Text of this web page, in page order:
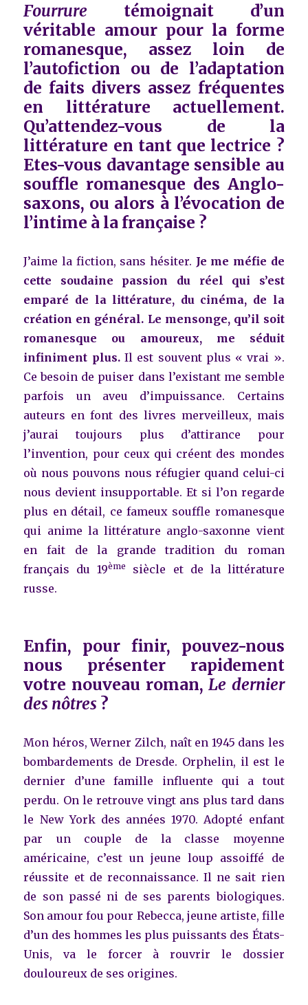
Fourrure témoignait d’un
véritable amour pour la forme
romanesque, assez loin de
l’autofiction ou de l’adaptation
de faits divers assez fréquentes
en littérature actuellement.
Qu’attendez-vous de la
littérature en tant que lectrice ?
Etes-vous davantage sensible au
souffle romanesque des Anglo-
saxons, ou alors à l’évocation de
l’intime à la française ?
J’aime la fiction, sans hésiter. Je me méfie de
cette soudaine passion du réel qui s’est
emparé de la littérature, du cinéma, de la
création en général. Le mensonge, qu’il soit
romanesque ou amoureux, me séduit
infiniment plus.Il est souvent plus « vrai ».
Ce besoin de puiser dans l’existant me semble
parfois un aveu d’impuissance. Certains
auteurs en font des livres merveilleux, mais
j’aurai toujours plus d’attirance pour
l’invention, pour ceux qui créent des mondes
où nous pouvons nous réfugier quand celui-ci
nous devient insupportable. Et si l’on regarde
plus en détail, ce fameux souffle romanesque
qui anime la littérature anglo-saxonne vient
en fait de la grande tradition du roman
français du 19ème
siècle et de la littérature
russe.
Enfin, pour finir, pouvez-nous
nous présenter rapidement
votre nouveau roman,Le dernier
des nôtres ?
Mon héros, Werner Zilch, naît en 1945 dans les
bombardements de Dresde. Orphelin, il est le
dernier d’une famille influente qui a tout
perdu. On le retrouve vingt ans plus tard dans
le New York des années 1970. Adopté enfant
par un couple de la classe moyenne
américaine, c’est un jeune loup assoiffé de
réussite et de reconnaissance. Il ne sait rien
de son passé ni de ses parents biologiques.
Son amour fou pour Rebecca, jeune artiste, fille
d’un des hommes les plus puissants des États-
Unis, va le forcer à rouvrir le dossier
douloureux de ses origines.